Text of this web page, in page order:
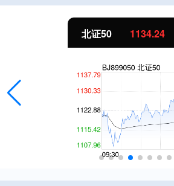
北证50 1134.24 11.37